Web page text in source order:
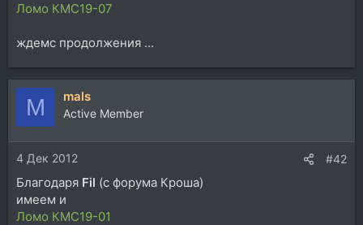
Ломо КМС19-07
ждемс продолжения ...
M mals
Active Member
4 Дек 2012 #42
Благодаря Fil (с форума Кроша)
имеем и
Ломо КМС19-01